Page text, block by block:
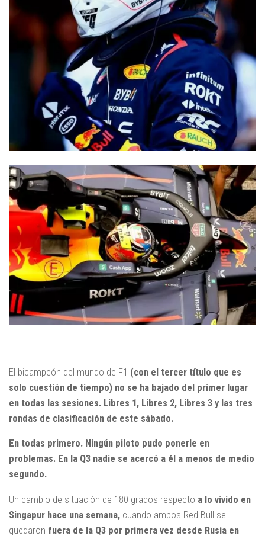
El bicampeón del mundo de F1 (con el tercer título que es
solo cuestión de tiempo) no se ha bajado del primer lugar
en todas las sesiones. Libres 1, Libres 2, Libres 3 y las tres
rondas de clasificación de este sábado.
En todas primero. Ningún piloto pudo ponerle en
problemas. En la Q3 nadie se acercó a él a menos de medio
segundo.
Un cambio de situación de 180 grados respecto a lo vivido en
Singapur hace una semana, cuando ambos Red Bull se
quedaron fuera de la Q3 por primera vez desde Rusia en